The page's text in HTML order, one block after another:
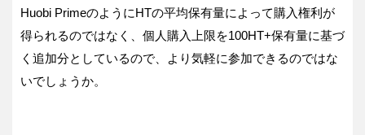
Huobi PrimeのようにHTの平均保有量によって購入権利が
得られるのではなく、個人購入上限を100HT+保有量に基づ
く追加分としているので、より気軽に参加できるのではな
いでしょうか。